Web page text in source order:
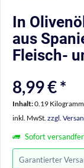
In
aus
Fleisch-
8,99 € *
Inhalt:0.19
inkl. MwSt. zzgl.
Sofort
Garantierter